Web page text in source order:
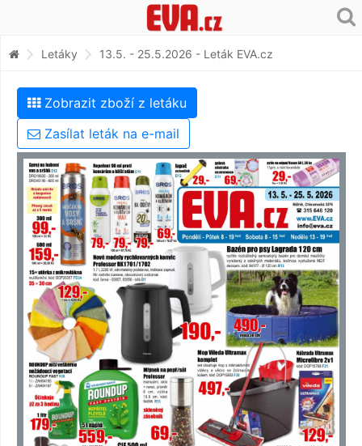
Letáky 13.5. - 25.5.2026 - Leták EVA.cz
Zobrazit zboží z letáku
Zasílat leták na e-mail